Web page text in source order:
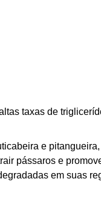
taxas de
e
pássaros e
em suas